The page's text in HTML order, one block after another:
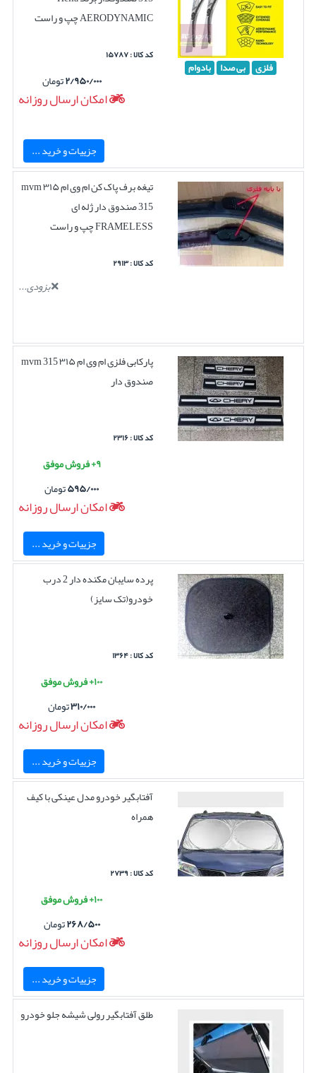
فلزی بی صدا بادوام
AERODYNAMIC چپ و راست
کد کالا : ۱۵۷۸۷
۲/۹۵۰/۰۰۰تومان
امکان ارسال روزانه
جزییات و خرید ...
تیغه برف پاک کن ام وی ام ۳۱۵ mvm
315 صندوق دار ژله ای
FRAMELESS چپ و راست
کد کالا : ۲۹۱۳
بزودی...
پارکابی فلزی ام وی ام ۳۱۵ mvm 315
صندوق دار
کد کالا : ۲۳۱۶
۹+ فروش موفق
۵۹۵/۰۰۰تومان
امکان ارسال روزانه
جزییات و خرید ...
پرده سایبان مکنده دار 2 درب
خودرو(تک سایز)
کد کالا : ۱۳۶۴
۱۰۰+ فروش موفق
۳۱۰/۰۰۰تومان
امکان ارسال روزانه
جزییات و خرید ...
آفتابگیر خودرو مدل عینکی با کیف
همراه
کد کالا : ۲۷۳۹
۱۰۰+ فروش موفق
۲۶۸/۵۰۰تومان
امکان ارسال روزانه
جزییات و خرید ...
طلق آفتابگیر رولی شیشه جلو خودرو